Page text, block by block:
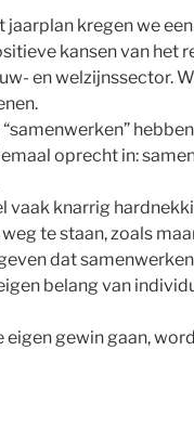
jaarplan kregen we
kansen van het
en welzijnssector.
“samenwerken”
oprecht in:
vaak knarrig
te staan, zoals
dat
belang van
eigen gewin gaan,